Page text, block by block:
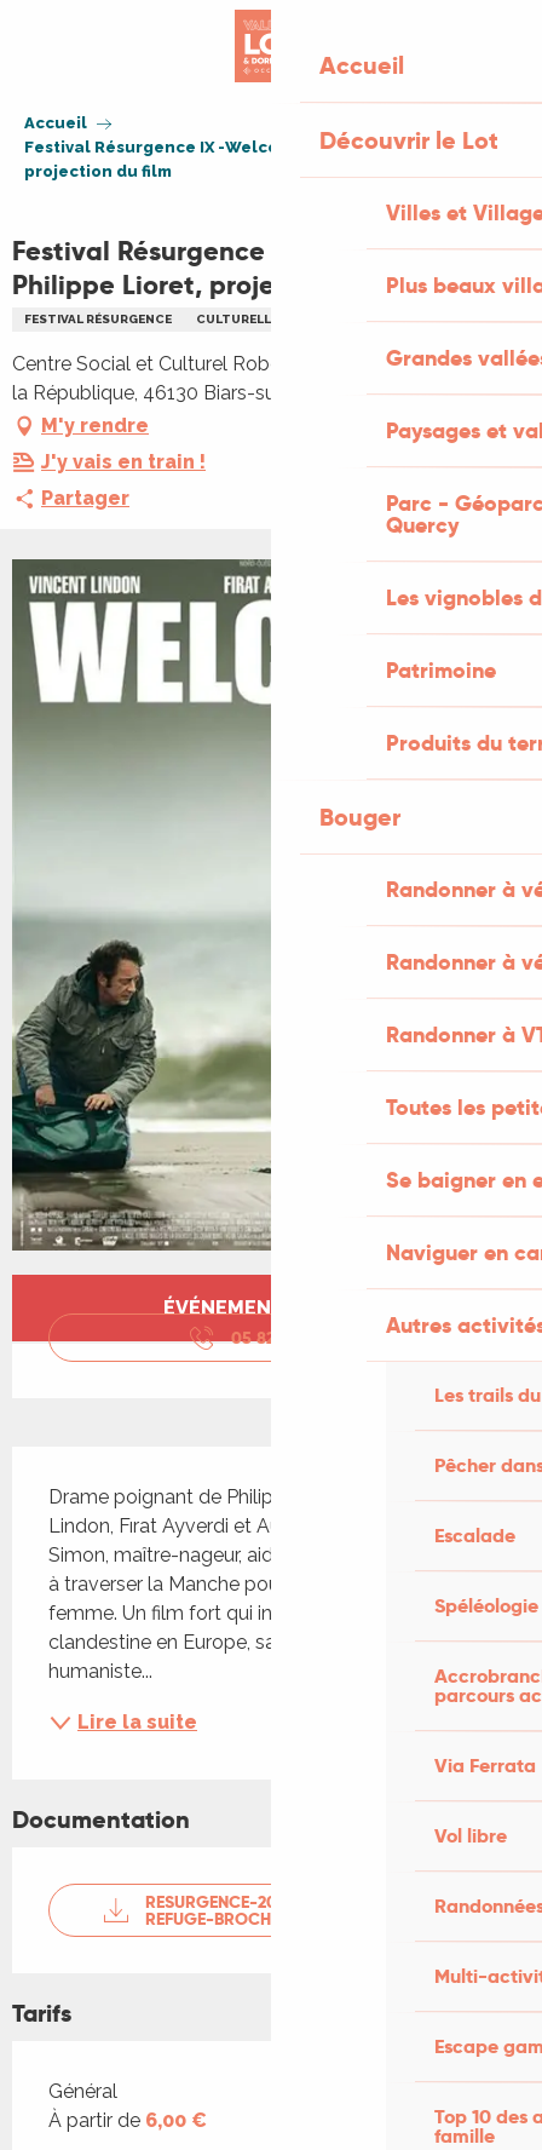
Accueil
Découvrir le Lot
Villes et
Plus beaux
Grandes
Paysages et
Parc -
Quercy
Les vignobles
Patrimoine
Produits du
Bouger
Randonner à
Randonner à
Randonner à
Toutes les
Se baigner en
Naviguer en
Autres
Les trails
Pêcher
Escalade
Spéléologie
parcours
Via Ferrata
Vol libre
Multi-
Escape
Top 10 des
famille
Accueil
Festival Résurgence IX -Welcome de Philippe Lioret,
projection du film
Festival Résurgence IX -Welcome de
Philippe Lioret, projection du film
FESTIVAL RÉSURGENCE CULTURELLE EXPOSITION ARTS
Centre Social et Culturel Robert Doisneau, 94 avenue de
la République, 46130 Biars-sur-Cère
M'y rendre
J'y vais en train !
Partager
Ouverture et coordonnées
ÉVÉNEMENT TERMINÉ
05 82 12 00
Drame poignant de Philippe Lioret avec Vincent
Lindon, Fırat Ayverdi et Audrey Dana. À Calais,
Simon, maître-nageur, aide un jeune réfugié kurde
à traverser la Manche pour impressionner son ex-
femme. Un film fort qui interroge sur l'immigration
clandestine en Europe, salué pour sa portée
humaniste...
Lire la suite
Documentation
RESURGENCE-2025-ETERNEL-
REFUGE-BROCHURE-DU-FEST...
Tarifs
Tarifs 2026
Général
À partir de 6,00 €